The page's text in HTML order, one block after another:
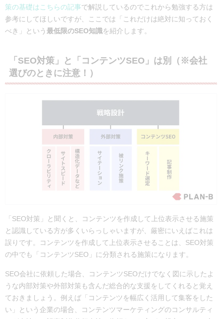
策の基礎はこちらの記事で解説しているのでこれから勉強する方は
参考にしてほしいですが、ここでは「これだけは絶対に知っておく
べき」という 最低限のSEO知識を紹介します。
「SEO対策」と「コンテンツSEO」は別（※会社
選びのときに注意！）
「SEO対策」と聞くと、コンテンツを作成して上位表示させる施策
と認識している方が多くいらっしゃいますが、厳密にいえばこれは
誤りです。コンテンツを作成して上位表示させることは、SEO対策
の中でも「コンテンツSEO」に分類される施策になります。
SEO会社に依頼した場合、コンテンツSEOだけでなく図に示したよ
うな内部対策や外部対策も含んだ総合的な支援をしてくれると覚え
ておきましょう。例えば「コンテンツを幅広く活用して集客をした
い」という企業の場合、コンテンツマーケティングのコンサルティ